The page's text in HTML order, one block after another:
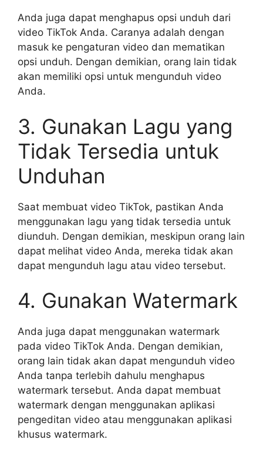
Anda juga dapat menghapus opsi unduh dari
video TikTok Anda. Caranya adalah dengan
masuk ke pengaturan video dan mematikan
opsi unduh. Dengan demikian, orang lain tidak
akan memiliki opsi untuk mengunduh video
Anda.
3. Gunakan Lagu yang
Tidak Tersedia untuk
Unduhan
Saat membuat video TikTok, pastikan Anda
menggunakan lagu yang tidak tersedia untuk
diunduh. Dengan demikian, meskipun orang lain
dapat melihat video Anda, mereka tidak akan
dapat mengunduh lagu atau video tersebut.
4. Gunakan Watermark
Anda juga dapat menggunakan watermark
pada video TikTok Anda. Dengan demikian,
orang lain tidak akan dapat mengunduh video
Anda tanpa terlebih dahulu menghapus
watermark tersebut. Anda dapat membuat
watermark dengan menggunakan aplikasi
pengeditan video atau menggunakan aplikasi
khusus watermark.